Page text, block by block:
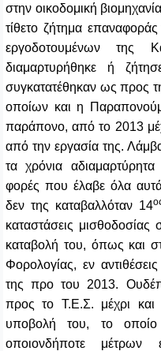
στην οικοδομική
τίθετο ζήτημα
εργοδοτουμένων της
διαμαρτυρήθηκε ή
συγκατατέθηκαν ως προς
οποίων και η
παράπονο, από το 2013
από την εργασία της.
τα χρόνια
φορές που έλαβε όλα
δεν της καταβαλλόταν 14
καταστάσεις
καταβολή του, όπως και
Φορολογίας, εν
της προ του 2013.
προς το Τ.Ε.Σ. μέχρι
υποβολή του, το
οποιονδήποτε μέτρων